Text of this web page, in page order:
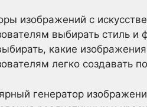
изображений с
выбирать стиль
какие
легко создавать
генератор